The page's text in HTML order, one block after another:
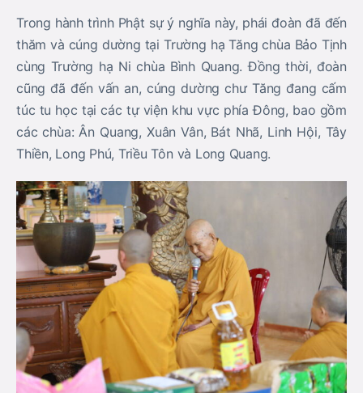
Trong hành trình Phật sự ý nghĩa này, phái đoàn đã đến
thăm và cúng dường tại Trường hạ Tăng chùa Bảo Tịnh
cùng Trường hạ Ni chùa Bình Quang. Đồng thời, đoàn
cũng đã đến vấn an, cúng dường chư Tăng đang cấm
túc tu học tại các tự viện khu vực phía Đông, bao gồm
các chùa: Ân Quang, Xuân Vân, Bát Nhã, Linh Hội, Tây
Thiền, Long Phú, Triều Tôn và Long Quang.